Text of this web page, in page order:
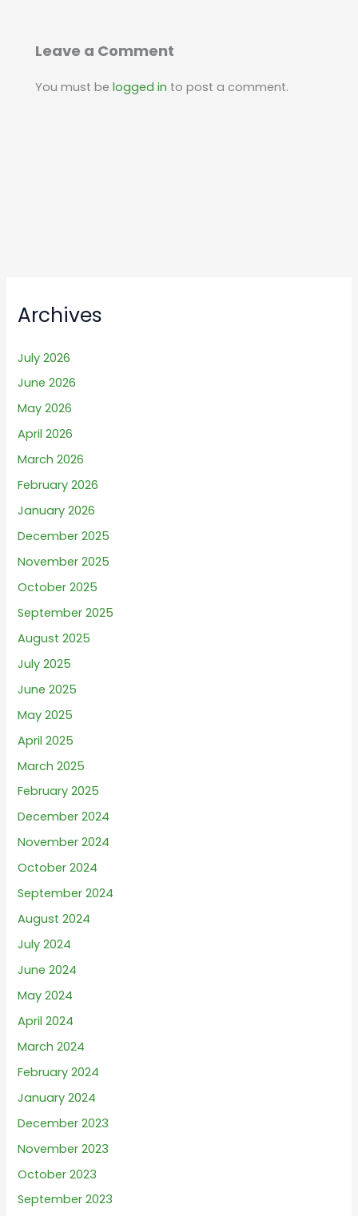
Leave a Comment
You must belogged in to post a comment.
Archives
July 2026
June 2026
May 2026
April 2026
March 2026
February 2026
January 2026
December 2025
November 2025
October 2025
September 2025
August 2025
July 2025
June 2025
May 2025
April 2025
March 2025
February 2025
December 2024
November 2024
October 2024
September 2024
August 2024
July 2024
June 2024
May 2024
April 2024
March 2024
February 2024
January 2024
December 2023
November 2023
October 2023
September 2023